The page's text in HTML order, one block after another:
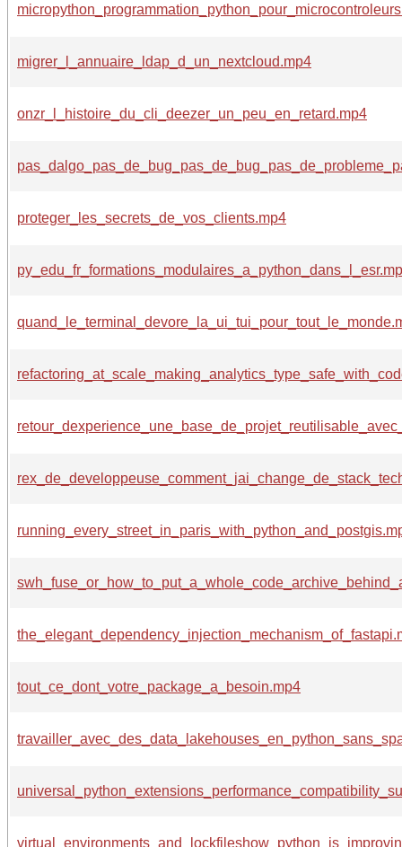
migrer_l_annuaire_ldap_d_un_nextcloud.mp4
onzr_l_histoire_du_cli_deezer_un_peu_en_retard.mp4
proteger_les_secrets_de_vos_clients.mp4
tout_ce_dont_votre_package_a_besoin.mp4